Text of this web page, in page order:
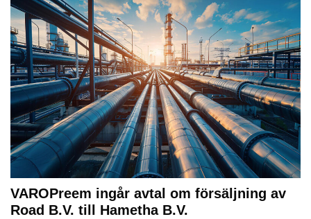
VAROPreem ingår avtal om försäljning av
Road B.V. till Hametha B.V.